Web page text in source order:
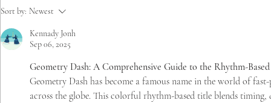
Chile avanza en la
anfitrión de los JJMM de
Olimpiadas Especiales 2027
Sort by: Newest
Kennady Jonh
Sep 06, 2025
Geometry Dash: A Comprehensive Guide to the Rhythm-
Geometry Dash has become a famous name in the world of
across the globe. This colorful rhythm-based title blends